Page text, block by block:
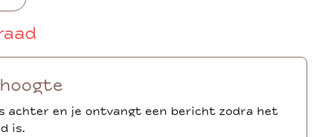
achter en je ontvangt een bericht zodra het
is.